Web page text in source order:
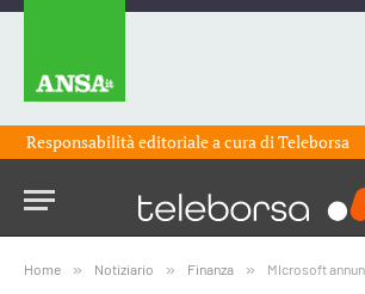
Responsabilità editoriale a cura diTeleborsa
Home » Notiziario » Finanza » MIcrosoft